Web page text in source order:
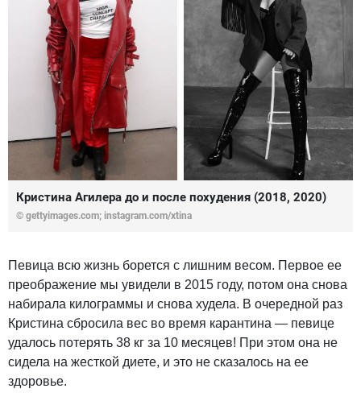
Кристина Агилера до и после похудения (2018, 2020)
© gettyimages.com; instagram.com/xtina
Певица всю жизнь борется с лишним весом. Первое ее
преображение мы увидели в 2015 году, потом она снова
набирала килограммы и снова худела. В очередной раз
Кристина сбросила вес во время карантина — певице
удалось потерять 38 кг за 10 месяцев! При этом она не
сидела на жесткой диете, и это не сказалось на ее
здоровье.